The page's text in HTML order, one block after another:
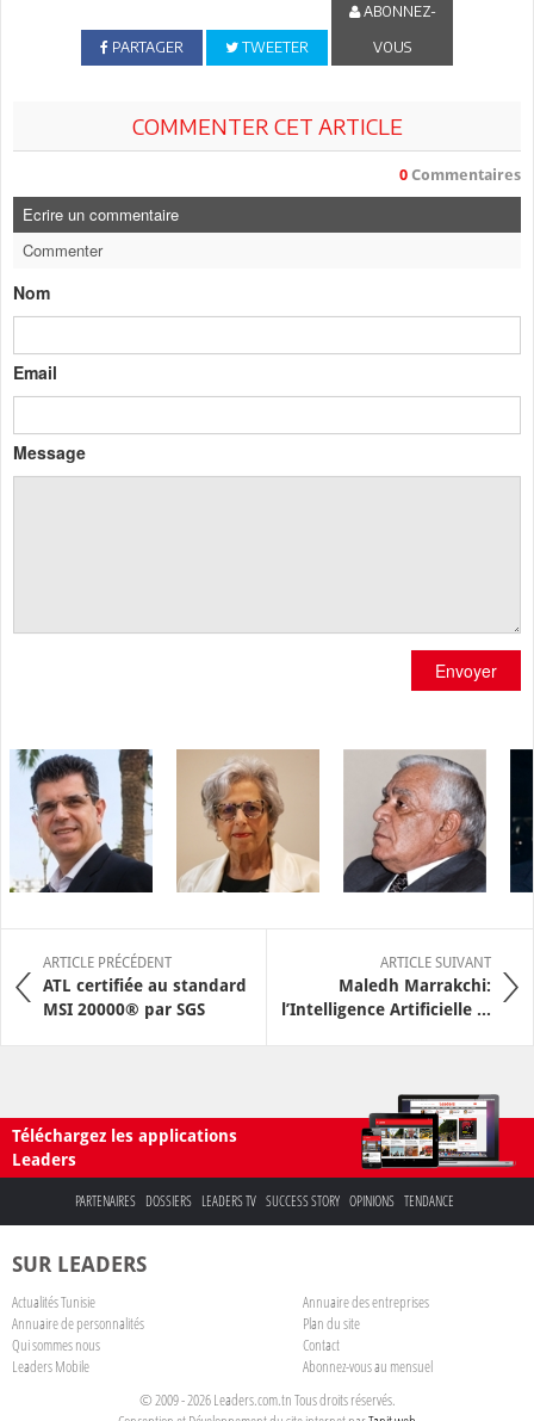
PARTAGER TWEETER
ABONNEZ-
VOUS
COMMENTER CET ARTICLE
0 Commentaires
Ecrire un commentaire
Commenter
Nom
Email
Message
Envoyer
ARTICLE PRÉCÉDENT
ATL certifiée au standard
MSI 20000® par SGS
ARTICLE SUIVANT
Maledh Marrakchi:
l’Intelligence Artificielle ...
Téléchargez les applications
Leaders
PARTENAIRES DOSSIERS LEADERS TV SUCCESS STORY OPINIONS TENDANCE
SUR LEADERS
Actualités Tunisie
Annuaire des entreprises
Annuaire de personnalités
Plan du site
Qui sommes nous
Contact
Leaders Mobile
Abonnez-vous au mensuel
© 2009 - 2026 Leaders.com.tn Tous droits réservés.